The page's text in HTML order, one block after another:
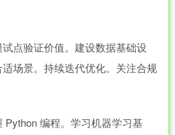
点验证价值。建设数据基础设
场景。持续迭代优化。关注合规
编程。学习机器学习基